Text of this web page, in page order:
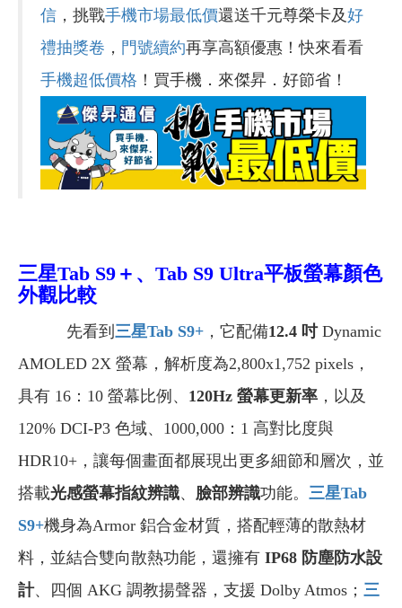
信 ，挑戰手機市場最低價還送千元尊榮卡及好
禮抽獎卷 ， 門號續約再享高額優惠！快來看看
手機超低價格 ！買手機．來傑昇．好節省！
三星Tab S9＋、Tab S9 Ultra平板螢幕顏色
外觀比較
先看到 三星Tab S9+ ，它配備12.4 吋Dynamic
AMOLED 2X 螢幕，解析度為2,800x1,752 pixels，
具有 16：10 螢幕比例、 120Hz 螢幕更新率 ，以及
120% DCI-P3 色域、1000,000：1 高對比度與
HDR10+，讓每個畫面都展現出更多細節和層次，並
搭載光感螢幕指紋辨識、 臉部辨識功能。 三星Tab
S9+機身為Armor 鋁合金材質，搭配輕薄的散熱材
料，並結合雙向散熱功能，還擁有 IP68 防塵防水設
計、四個 AKG 調教揚聲器，支援 Dolby Atmos； 三